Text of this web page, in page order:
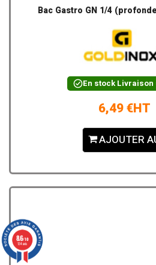
Bac Gastro GN 1/4
En stockLivraison
6,49 €HT
AJOUTER
8.6/10
134 avis